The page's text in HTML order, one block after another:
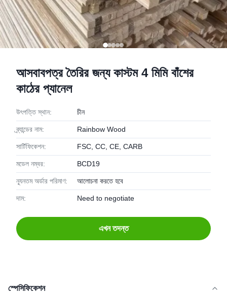
আসবাবপত্র তৈরির জন্য কাস্টম 4 মিমি বাঁশের
কাঠের প্যানেল
উৎপত্তি স্থান: চীন
ব্র্যান্ডের নাম: Rainbow Wood
সার্টিফিকেশন: FSC, CC, CE, CARB
মডেল নম্বর: BCD19
ন্যূনতম অর্ডার পরিমাণ: আলোচনা করতে হবে
দাম: Need to negotiate
এখন তদন্ত
স্পেসিফিকেশন